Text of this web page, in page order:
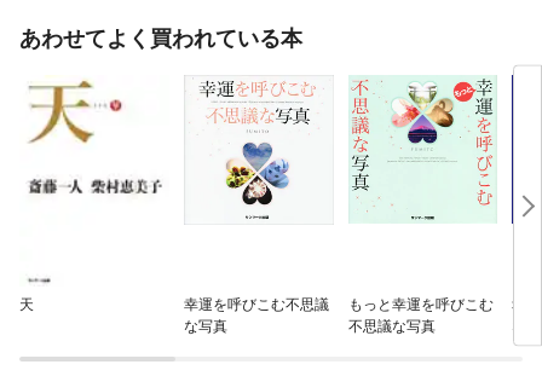
あわせてよく買われている本
天
幸運を呼びこむ不思議
な写真
もっと幸運を呼びこむ
不思議な写真
幸
な